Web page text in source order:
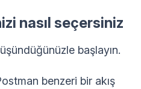
nasıl seçersiniz
başlayın.
benzeri bir akış